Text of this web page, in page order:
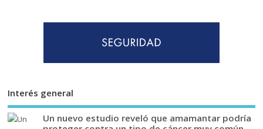
Interés general
Un nuevo estudio reveló que amamantar podría